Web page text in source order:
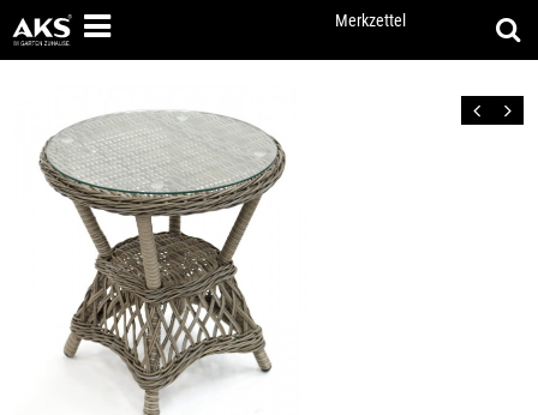
Merkzettel
Zurück Vor